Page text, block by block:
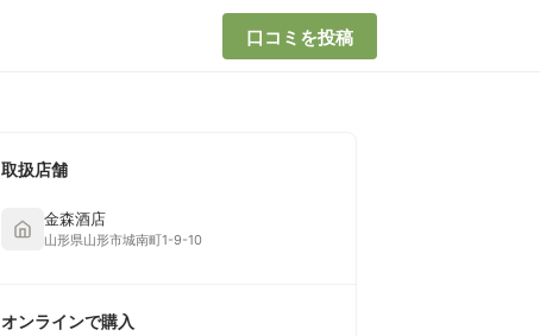
口コミを投稿
取扱店舗
金森酒店
山形県山形市城南町1-9-10
オンラインで購入